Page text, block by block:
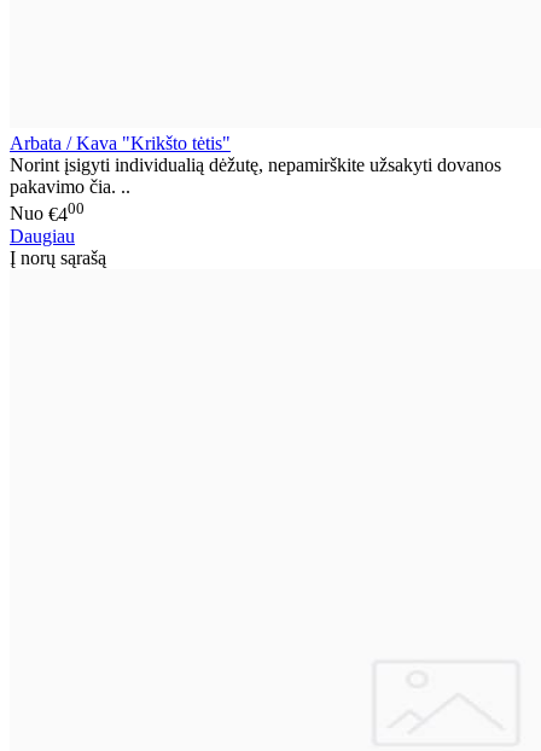
Arbata / Kava "Krikšto tėtis"
Norint įsigyti individualią dėžutę, nepamirškite užsakyti dovanos
pakavimo čia. ..
Nuo €400
Daugiau
Į norų sąrašą